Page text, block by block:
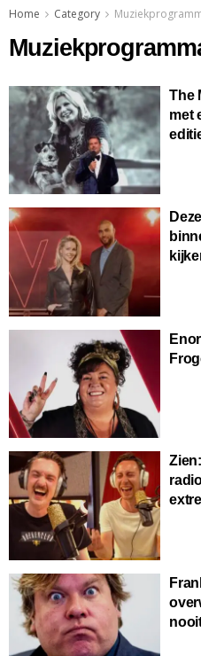
Home Category
The
met